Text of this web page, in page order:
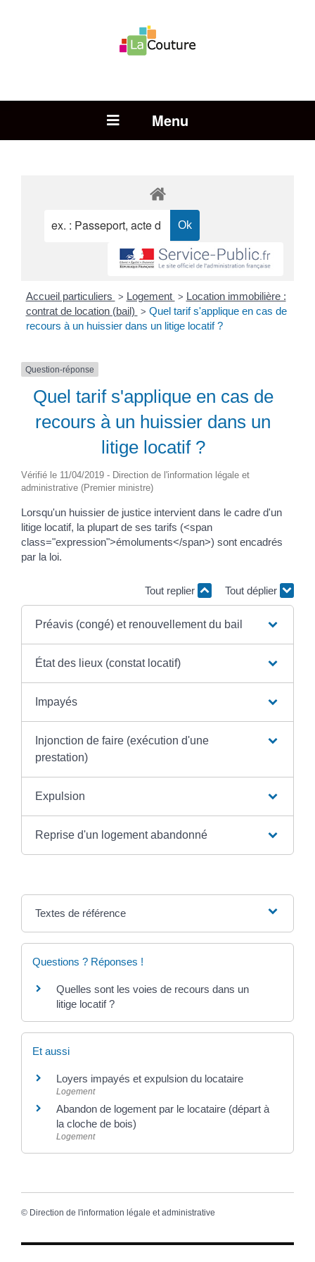
Open Menu
Accueil particuliers > Logement > Location immobilière :
contrat de location (bail) > Quel tarif s'applique en cas de
recours à un huissier dans un litige locatif ?
Question-réponse
Quel tarif s'applique en cas de
recours à un huissier dans un
litige locatif ?
Vérifié le 11/04/2019 - Direction de l'information légale et
administrative (Premier ministre)
Lorsqu'un huissier de justice intervient dans le cadre d'un
litige locatif, la plupart de ses tarifs (<span
class="expression">émoluments</span>) sont encadrés
par la loi.
Tout replier Tout déplier
Préavis (congé) et renouvellement du bail
État des lieux (constat locatif)
Impayés
Injonction de faire (exécution d'une
prestation)
Expulsion
Reprise d'un logement abandonné
Textes de référence
Questions ? Réponses !
Quelles sont les voies de recours dans un
litige locatif ?
Et aussi
Loyers impayés et expulsion du locataire
Logement
Abandon de logement par le locataire (départ à
la cloche de bois)
Logement
© Direction de l'information légale et administrative